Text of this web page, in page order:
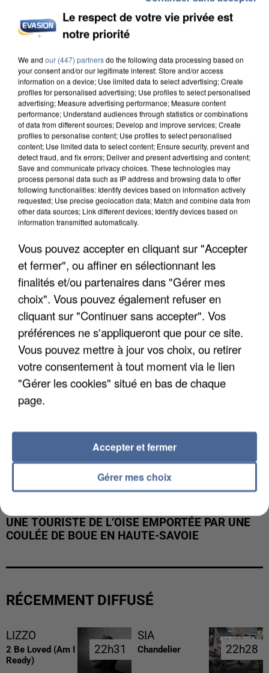
L’UN DES FONDATEURS SUPPOSÉS DE LA DZ
MAFIA INTERPELLÉ EN ALGÉRIE
UN SECOND CADRE DE LA DZ MAFIA
INTERPELLÉ EN ALGÉRIE
UNE TOURISTE DE L’OISE EMPORTÉE PAR UNE
COULÉE DE BOUE EN HAUTE-SAVOIE
RÉCEMMENT DIFFUSÉ
LIZZO
2 Be Loved (am I
Ready)
22h31
22h31
SIA
Chandelier 22h28
22h28
Le respect de votre vie privée est
notre priorité
We and our (447) partnersdo the following data processing based on
your consent and/or our legitimate interest: Store and/or access
information on a device; Use limited data to select advertising; Create
profiles for personalised advertising; Use profiles to select personalised
advertising; Measure advertising performance; Measure content
performance; Understand audiences through statistics or combinations
of data from different sources; Develop and improve services; Create
profiles to personalise content; Use profiles to select personalised
content; Use limited data to select content; Ensure security, prevent and
detect fraud, and fix errors; Deliver and present advertising and content;
Save and communicate privacy choices. These technologies may
process personal data such as IP address and browsing data to offer
following functionalities: Identify devices based on information actively
requested; Use precise geolocation data; Match and combine data from
other data sources; Link different devices; Identify devices based on
information transmitted automatically.
Vous pouvez accepter en cliquant sur "Accepter
et fermer", ou affiner en sélectionnant les
finalités et/ou partenaires dans "Gérer mes
choix". Vous pouvez également refuser en
cliquant sur "Continuer sans accepter". Vos
préférences ne s'appliqueront que pour ce site.
Vous pouvez mettre à jour vos choix, ou retirer
votre consentement à tout moment via le lien
"Gérer les cookies" situé en bas de chaque
page.
Gérer mes choix
Accepter et fermer